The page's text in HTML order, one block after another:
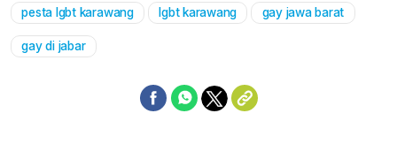
pesta lgbt karawang lgbt karawang gay jawa barat
gay di jabar